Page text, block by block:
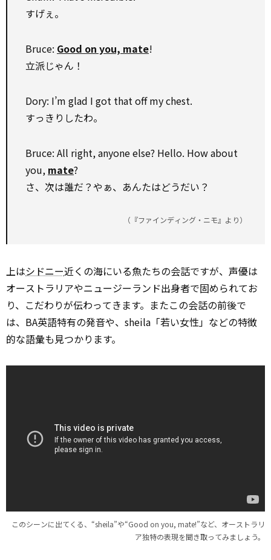
すげぇ。
Bruce: Good on you, mate!
立派じゃん！
Dory: I’m glad I got that off my chest.
すっきりしたわ。
Bruce: All right, anyone else? Hello. How about
you, mate?
さ、次は誰だ？やぁ、あんたはどうだい？
（『ファインディング・ニモ』より）
上はシドニー近くの海にいる魚たちの会話ですが、声優は
オーストラリアやニュージーランド出身者で固められてお
り、こだわりが伝わってきます。またこの会話の前後で
は、BA英語特有の発音や、sheila「若い女性」などの特徴
的な語彙も見つかります。
このシーンに出てくる、“sheila”や“Good on you, mate!”など、オーストラリ
ア独特の表現を聞き取ってみましょう。